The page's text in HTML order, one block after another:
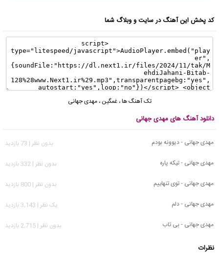
کد پخش این آهنگ در سایت و وبلاگ شما
تک آهنگ ها،غمگین ،مهدی جهانی
دانلود آهنگ های مهدی جهانی
مهدی جهانی - دیوونه بودم
بدون نظر | 73 بازدید
مهدی جهانی - تیکه پاره
بدون نظر | 332 بازدید
مهدی جهانی - توی تنهاییم
بدون نظر | 800 بازدید
مهدی جهانی - دلم
يک نظر | 3,143 بازدید
مهدی جهانی - بی تاب
بدون نظر | 2,715 بازدید
نظرات